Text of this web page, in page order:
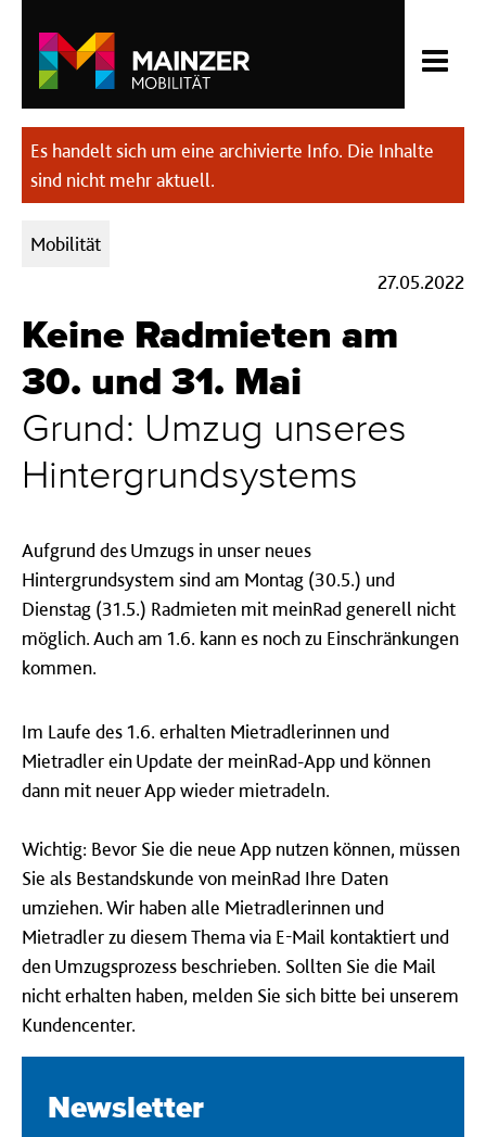
Es handelt sich um eine archivierte Info. Die Inhalte
sind nicht mehr aktuell.
Kategorien:
Mobilität
27.05.2022
Keine Radmieten am
30. und 31. Mai
Grund: Umzug unseres
Hintergrundsystems
Aufgrund des Umzugs in unser neues
Hintergrundsystem sind am Montag (30.5.) und
Dienstag (31.5.) Radmieten mit meinRad generell nicht
möglich. Auch am 1.6. kann es noch zu Einschränkungen
kommen.
Im Laufe des 1.6. erhalten Mietradlerinnen und
Mietradler ein Update der meinRad-App und können
dann mit neuer App wieder mietradeln.
Wichtig: Bevor Sie die neue App nutzen können, müssen
Sie als Bestandskunde von meinRad Ihre Daten
umziehen. Wir haben alle Mietradlerinnen und
Mietradler zu diesem Thema via E-Mail kontaktiert und
den Umzugsprozess beschrieben. Sollten Sie die Mail
nicht erhalten haben, melden Sie sich bitte bei unserem
Kundencenter.
Newsletter